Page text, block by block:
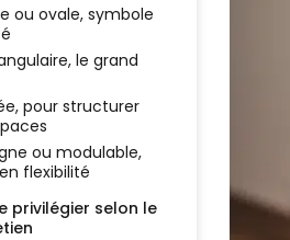
ou ovale, symbole
le grand
pour structurer
ou modulable,
flexibilité
privilégier selon le